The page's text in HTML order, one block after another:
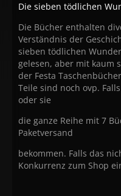
Die sieben tödlichen
Die Bücher enthalten
Verständnis der
sieben tödlichen
gelesen, aber mit kaum
der Festa
Teile sind noch ovp.
oder sie
die ganze Reihe mit 7
Paketversand
bekommen. Falls das
Konkurrenz zum Shop